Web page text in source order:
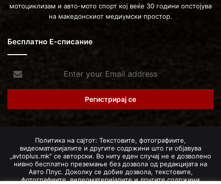
мотоциклизам и авто-мото спорт кој веќе 30 години опстојува
на македонскиот медиумски простор.
Бесплатно Е-списание
your
Email
Политика на сајтот: Текстовите, фотографиите,
видеоматеријалите и другите содржини што ги објавува
„avtoplus.mk" се авторски. Во ниту еден случај не е дозволено
нивно бесплатно преземање без дозвола од редакцијата на
Авто Плус. Доколку се добие дозвола, текстовите,
фотографиите, видеоматеријалите и другите содржини